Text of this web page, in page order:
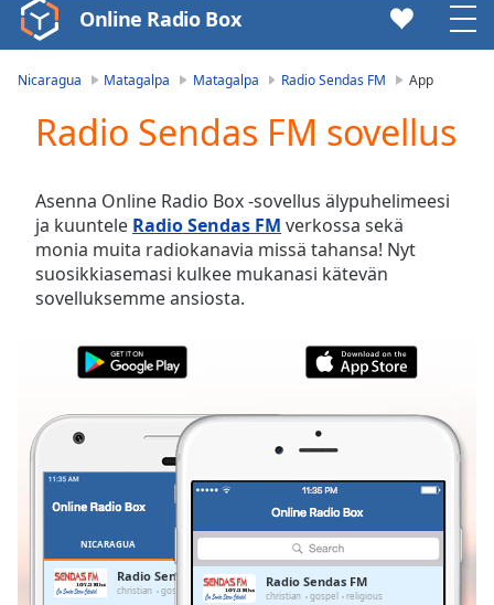
Video
Player
Video
Skip
Backward
Skip
Forward
Mute
Current
Duration-:-
0.00%
Stream
TypeLIVE
Seek to
LIVE
Remaining
Online Radio Box
Nicaragua Matagalpa Matagalpa Radio Sendas FM App
Radio Sendas FM sovellus
Asenna Online Radio Box -sovellus älypuhelimeesi
ja kuuntele Radio Sendas FM verkossa sekä
monia muita radiokanavia missä tahansa! Nyt
suosikkiasemasi kulkee mukanasi kätevän
sovelluksemme ansiosta.
NICARAGUA
Radio Sendas FM
christian gospel religious
Radio Sendas FM
christian gospel religious